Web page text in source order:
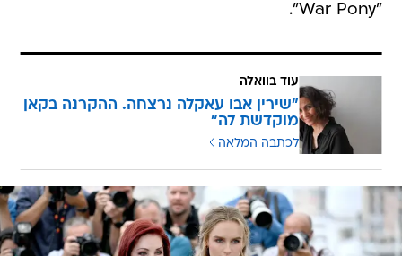
"War Pony".
עוד בוואלה
"שירין אבו עאקלה נרצחה. ההקרנה בקאן
מוקדשת לה"
לכתבה המלאה